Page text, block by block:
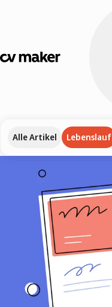
Alle Artikel Lebenslauf